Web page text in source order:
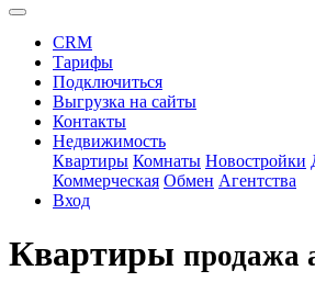
CRM
Тарифы
Подключиться
Выгрузка на сайты
Контакты
Недвижимость
Квартиры Комнаты Новостройки
Коммерческая Обмен Агентства
Вход
Квартиры продажа